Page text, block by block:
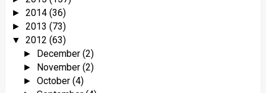
► 2014 (36)
► 2013 (73)
▼ 2012 (63)
► December(2)
► November(2)
►October(4)